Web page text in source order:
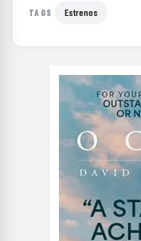
TAGS Estrenos